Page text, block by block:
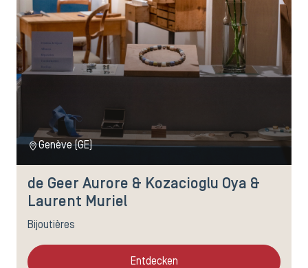
Genève (GE)
de Geer Aurore & Kozacioglu Oya &
Laurent Muriel
Bijoutières
Entdecken